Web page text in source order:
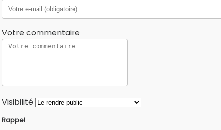
Votre commentaire
Visibilité
Rappel :